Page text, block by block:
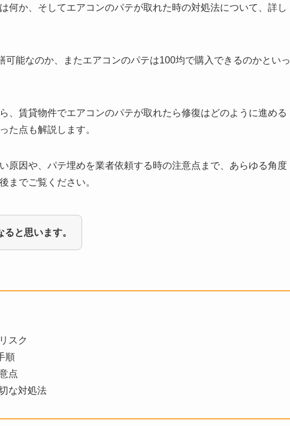
何か、そしてエアコンのパテが取れた時の対処法について、詳し
能なのか、またエアコンのパテは100均で購入できるのかといっ
、賃貸物件でエアコンのパテが取れたら修復はどのように進める
た点も解説します。
原因や、パテ埋めを業者依頼する時の注意点まで、あらゆる角度
までご覧ください。
と思います。
スク
順
点
な対処法